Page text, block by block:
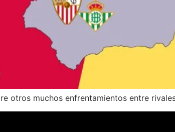
otros muchos enfrentamientos entre